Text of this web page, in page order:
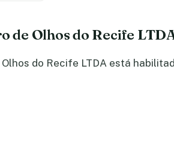
de Olhos do Recife
do Recife LTDA está